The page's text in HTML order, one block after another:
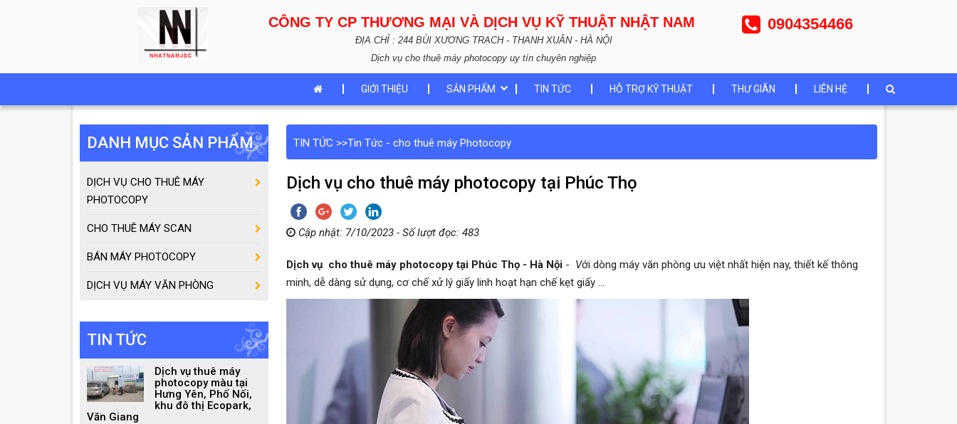
CÔNG TY CP THƯƠNG MẠI VÀ DỊCH VỤ KỸ THUẬT NHẬT NAM
ĐỊA CHỈ : 244 BÙI XƯƠNG TRẠCH - THANH XUÂN - HÀ NỘI
Dịch vụ cho thuê máy photocopy uy tín chuyên nghiệp
0904354466
GIỚI THIỆU SẢN PHẨM TIN TỨC HỖ TRỢ KỸ THUẬT THƯ GIÃN LIÊN HỆ
TIN TỨC >>Tin Tức - cho thuê máy Photocopy
Dịch vụ cho thuê máy photocopy tại Phúc Thọ
Cập nhật: 7/10/2023 - Số lượt đọc: 483
Dịch vụ cho thuê máy photocopy tại Phúc Thọ - Hà Nội - Với dòng máy văn phòng ưu việt nhất hiện nay, thiết kế thông
minh, dễ dàng sử dụng, cơ chế xử lý giấy linh hoạt hạn chế kẹt giấy ...
DANH MỤC SẢN PHẨM
DỊCH VỤ CHO THUÊ MÁY
PHOTOCOPY
CHO THUÊ MÁY SCAN
BÁN MÁY PHOTOCOPY
DỊCH VỤ MÁY VĂN PHÒNG
TIN TỨC
Dịch vụ thuê máy
photocopy màu tại
Hưng Yên, Phố Nối,
khu đô thị Ecopark,
Văn Giang